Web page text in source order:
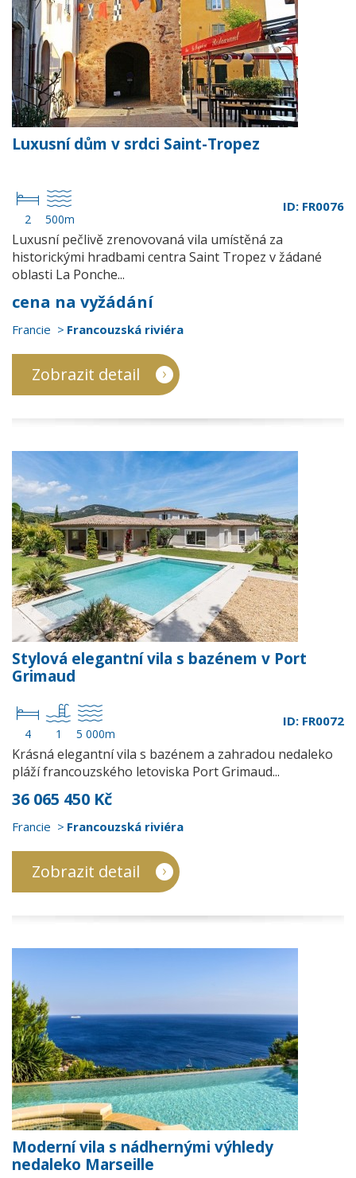
Luxusní dům v srdci Saint-Tropez
2 500m
ID: FR0076
Luxusní pečlivě zrenovovaná vila umístěná za
historickými hradbami centra Saint Tropez v žádané
oblasti La Ponche...
cena na vyžádání
Francie Francouzská riviéra
Zobrazit detail
Stylová elegantní vila s bazénem v Port
Grimaud
4 1 5 000m
ID: FR0072
Krásná elegantní vila s bazénem a zahradou nedaleko
pláží francouzského letoviska Port Grimaud...
36 065 450 Kč
Francie Francouzská riviéra
Zobrazit detail
Moderní vila s nádhernými výhledy
nedaleko Marseille